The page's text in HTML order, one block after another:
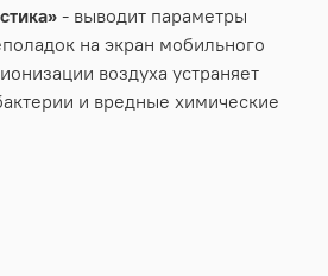
- выводит параметры
на экран мобильного
воздуха устраняет
и вредные химические